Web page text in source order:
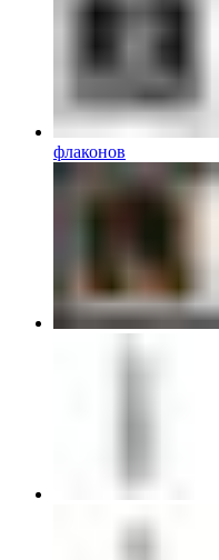
флаконов